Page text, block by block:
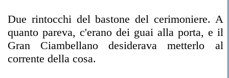
Due rintocchi del bastone del cerimoniere. A
quanto pareva, c'erano dei guai alla porta, e il
Gran Ciambellano desiderava metterlo al
corrente della cosa.